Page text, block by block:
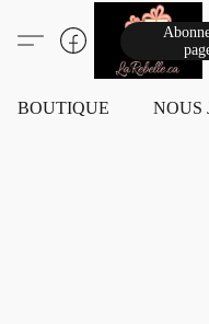
BOUTIQUE NOUS